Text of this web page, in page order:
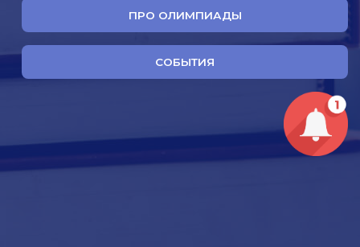
ПРО ОЛИМПИАДЫ
СОБЫТИЯ